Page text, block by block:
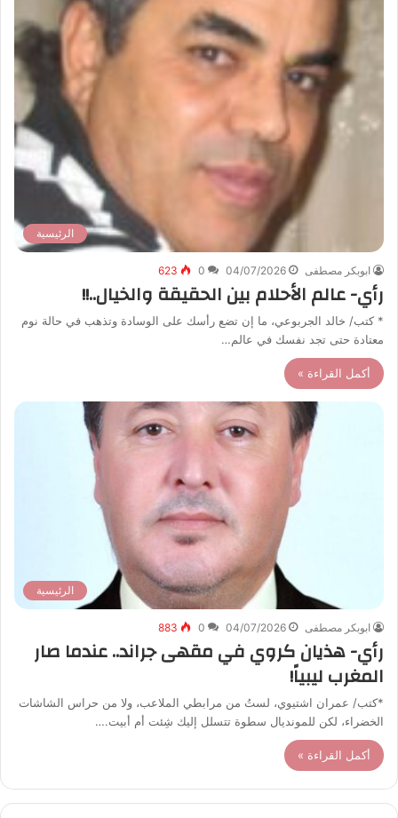
الرئيسية
ابوبكر مصطفى 04/07/2026
0
623
رأي- عالم الأحلام بين الحقيقة والخيال..!!
* كتب/ خالد الجربوعي، ما إن تضع رأسك على الوسادة وتذهب في حالة نوم
معتادة حتى تجد نفسك في عالم…
أكمل القراءة »
الرئيسية
ابوبكر مصطفى 04/07/2026
0
883
رأي- هذيان كروي في مقهى جراند.. عندما صار
المغرب ليبياً!
*كتب/ عمران اشتيوي، لستُ من مرابطي الملاعب، ولا من حراس الشاشات
الخضراء، لكن للمونديال سطوة تتسلل إليك شِئت أم أبيت.…
أكمل القراءة »